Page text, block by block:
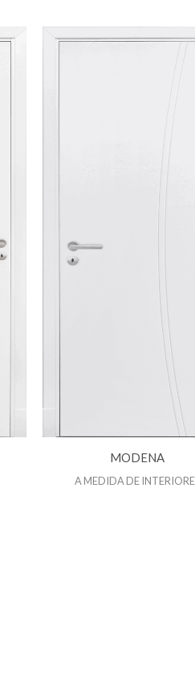
MODENA
A MEDIDA DE